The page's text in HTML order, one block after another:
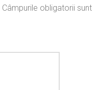
Câmpurile obligatorii sunt